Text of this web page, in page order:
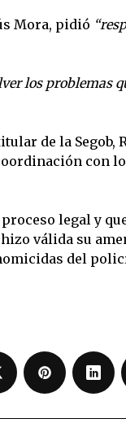
Mora, pidió
los problemas
de la Segob,
con
legal y
válida su
del